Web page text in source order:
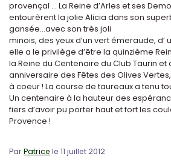
provençal ... La Reine d’Arles et ses
entourèrent la jolie Alicia dans son
gansée...avec son très joli
minois, des yeux d’un vert émeraude, d’
elle a le privilège d’être la quinzième
la Reine du Centenaire du Club Taurin
anniversaire des Fêtes des Olives
à coeur ! La course de taureaux a tenu
Un centenaire à la hauteur des
fiers d’avoir pu porter haut et fort les
Provence !
ParPatrice le 11 juillet 2012